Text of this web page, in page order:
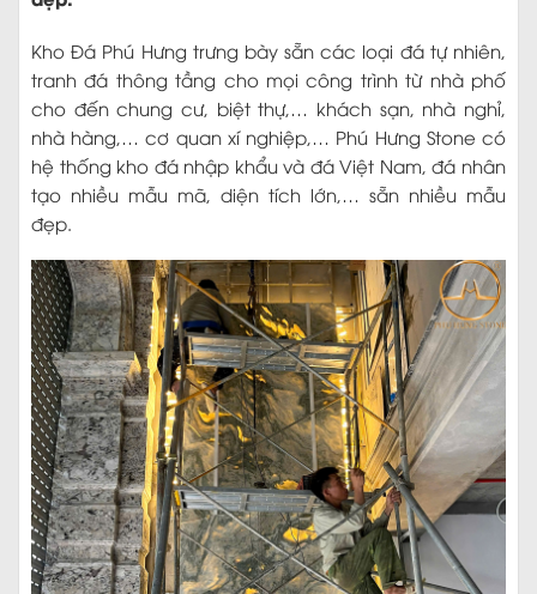
Kho Đá Phú Hưng trưng bày sẵn các loại đá tự nhiên,
tranh đá thông tầng cho mọi công trình từ nhà phố
cho đến chung cư, biệt thự,… khách sạn, nhà nghỉ,
nhà hàng,… cơ quan xí nghiệp,… Phú Hưng Stone có
hệ thống kho đá nhập khẩu và đá Việt Nam, đá nhân
tạo nhiều mẫu mã, diện tích lớn,… sẵn nhiều mẫu
đẹp.